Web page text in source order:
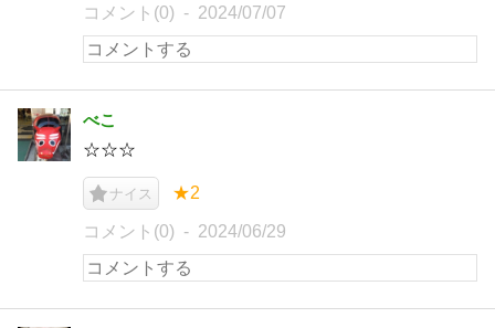
コメント(0) 2024/07/07
べこ
☆☆☆
ナイス ★2
コメント(0) 2024/06/29